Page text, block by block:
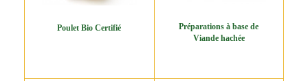
Poulet Bio Certifié
Préparations à base de
Viande hachée